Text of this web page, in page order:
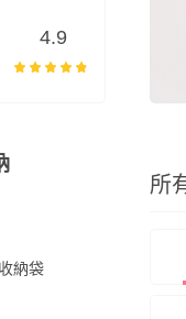
4.9
納袋
所